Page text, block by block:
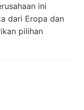
ini
dari Eropa dan
pilihan